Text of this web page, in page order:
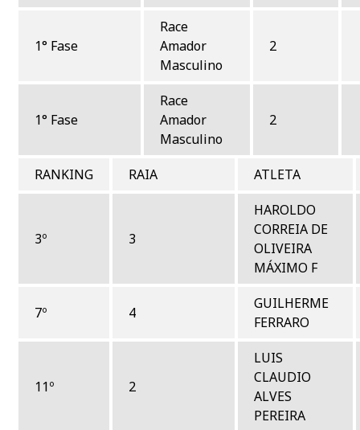
1° Fase
Race
Amador
Masculino
2
1° Fase
Race
Amador
Masculino
2
RANKING RAIA ATLETA
3º 3
HAROLDO
CORREIA DE
OLIVEIRA
MÁXIMO F
7º 4
GUILHERME
FERRARO
11º 2
LUIS
CLAUDIO
ALVES
PEREIRA